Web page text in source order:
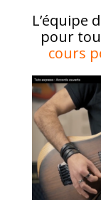
L’équipe
pour
cours